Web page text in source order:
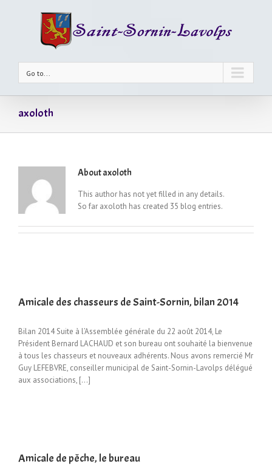
Go to...
axoloth
Aboutaxoloth
This author has not yet filled in any details.
So far axoloth has created 35 blog entries.
Amicale des chasseurs de Saint-Sornin, bilan 2014
Bilan 2014 Suite à l’Assemblée générale du 22 août 2014, Le
Président Bernard LACHAUD et son bureau ont souhaité la bienvenue
à tous les chasseurs et nouveaux adhérents. Nous avons remercié Mr
Guy LEFEBVRE, conseiller municipal de Saint-Sornin-Lavolps délégué
aux associations, […]
Amicale de pêche, le bureau